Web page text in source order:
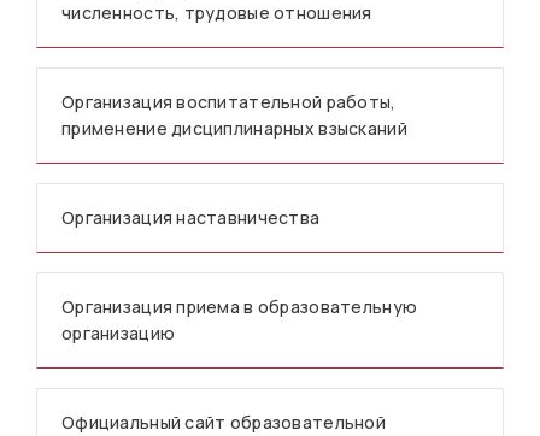
численность, трудовые отношения
Организация воспитательной работы,
применение дисциплинарных взысканий
Организация наставничества
Организация приема в образовательную
организацию
Официальный сайт образовательной